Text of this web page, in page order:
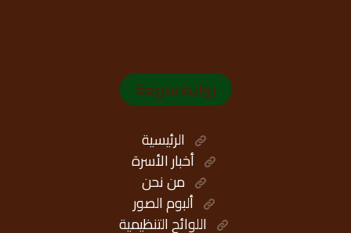
روابط سريعة
الرئيسية
أخبار الأسرة
من نحن
ألبوم الصور
اللوائح التنظيمية